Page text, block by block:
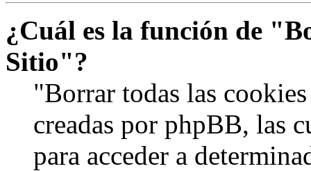
¿Cuál es la función de
Sitio"?
"Borrar todas las
creadas por phpBB, las
para acceder a